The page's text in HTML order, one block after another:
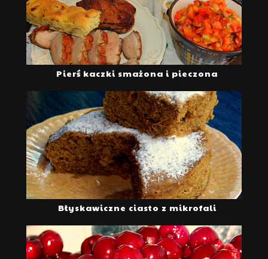
Pierś kaczki smażona i pieczona
Błyskawiczne ciasto z mikrofali